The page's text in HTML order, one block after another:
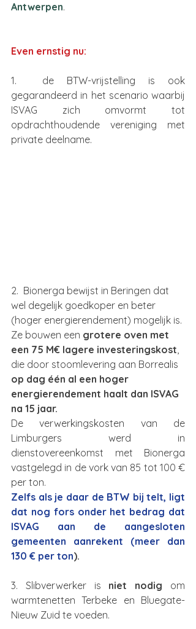
Antwerpen.
Even ernstig nu:
1.  de BTW-vrijstelling is ook
gegarandeerd in het scenario waarbij
ISVAG zich omvormt tot
opdrachthoudende vereniging met
private deelname.
2.  Bionerga bewijst in Beringen dat
wel degelijk goedkoper en beter
(hoger energierendement) mogelijk is.
Ze bouwen een grotere oven met
een 75 M€ lagere investeringskost
die door stoomlevering aan Borrealis
op dag één al een hoger
energierendement haalt dan ISVAG
na 15 jaar.
De verwerkingskosten van de
Limburgers werd in
dienstovereenkomst met Bionerga
vastgelegd in de vork van 85 tot 100 €
per ton.
Zelfs als je daar de BTW bij telt, ligt
dat nog fors onder het bedrag dat
ISVAG aan de aangesloten
gemeenten aanrekent (meer dan
130 € per ton).
3. Slibverwerker is niet nodig om
warmtenetten Terbeke en Bluegate-
Nieuw Zuid te voeden.